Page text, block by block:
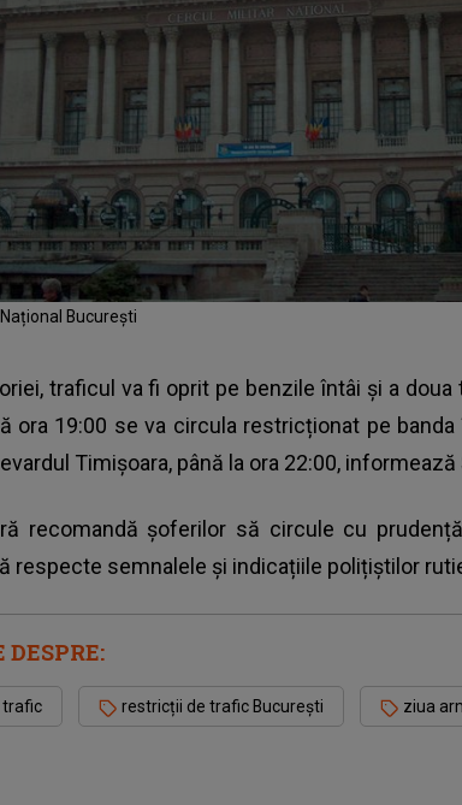
București
traficul va fi oprit pe benzile întâi și a
ora 19:00 se va circula restricționat pe banda
Timișoara, până la ora 22:00, informează
recomandă șoferilor să circule cu
respecte semnalele și indicațiile polițiștilor
trafic restricții de trafic București ziua